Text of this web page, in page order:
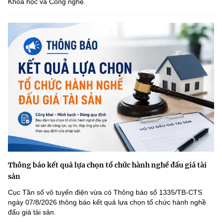
Thông báo kết quả lựa chọn tổ chức hành nghề đấu giá tài
sản
Cục Tần số vô tuyến điện vừa có Thông báo số 1335/TB-CTS
ngày 07/8/2026 thông báo kết quả lựa chọn tổ chức hành nghề
đấu giá tài sản.